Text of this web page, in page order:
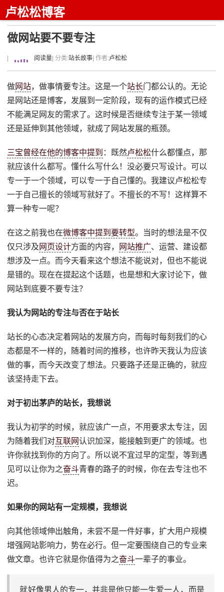
卢松松博客
做网站要不要专注
阅读量 | 分类:站长故事 | 作者:卢松松
做网站，做事情要专注。这是一个站长门都公认的。无论
是网站还是博客，发展到一定阶段，现有的运作模式已经
不能满足网友的需求了。这时候是否继续专注于某一领域
还是延伸到其他领域，就成了网站发展的瓶颈。
三宝曾经在他的博客中提到 ：既然卢松松什么都懂点，那
就应该什么都写。懂什么写什么！没必要只写设计。可以
专一于一个领域，可以专一于自己懂的。我建议卢松松专
一于自己擅长的领域写就好了。不擅长的不写！这样算不
算一种专一呢？
在这之前我也在微博客中提到要转型。当时的想法是不仅
仅只涉及 网页设计方面的内容， 网站推广、运营、建设都
想涉及一点。而今天看来这个想法不能说对，但也不能说
是错的。现在在提起这个话题，也是想和大家讨论下，做
网站到底要不要专注？
我认为网站的专注与否在于站长
站长的心态决定着网站的发展方向，而每时每刻我们的心
态都是不一样的，随着时间的推移，也许昨天我认为应该
做的事，而今天改变了想法。只要路子还是正确的，就应
该坚持走下去。
对于初出茅庐的站长，我想说
我认为初学的时候，就应该广一点，不用要求太专注，因
为随着我们对互联网认识加深，能接触到更广的领域。也
许你就找到你的方向了。所以说不宜过早的定型，等到遇
见可以让你为之奋斗青春的路子的时候，你在去专注也不
迟。
如果你的网站有一定规模，我想说
向其他领域伸出触角，未尝不是一件好事，扩大用户规模
增强网站影响力，势在必行。但一定要围绕自己的专业来
做文章。也许它就是你值得为之奋斗一辈子的事业。
就好像男人的专一，并非是他只能一生爱一人，而是